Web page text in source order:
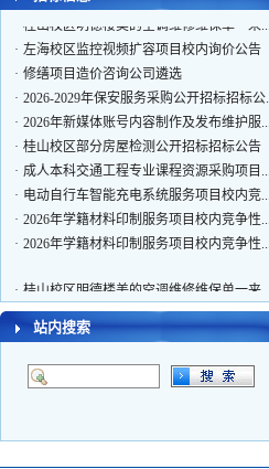
· 左海校区监控视频扩容项目校内询价公告
· 修缮项目造价咨询公司遴选
· 2026-2029年保安服务采购公开招标招标公...
· 2026年新媒体账号内容制作及发布维护服...
· 桂山校区部分房屋检测公开招标招标公告
· 成人本科交通工程专业课程资源采购项目...
· 电动自行车智能充电系统服务项目校内竞...
· 2026年学籍材料印制服务项目校内竞争性...
· 2026年学籍材料印制服务项目校内竞争性...
· 桂山校区明德楼美的空调维修维保单一来...
· 左海校区监控视频扩容项目校内询价公告
·
修缮项目造价咨询公司遴选
2026年新媒体账号内容制作及发布维护服...
站内搜索